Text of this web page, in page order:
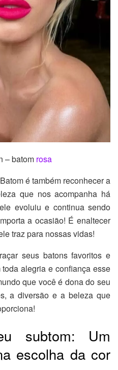
– batom rosa
é também reconhecer a
que nos acompanha há
evoluiu e continua sendo
a ocasião! É enaltecer
traz para nossas vidas!
seus batons favoritos e
alegria e confiança esse
que você é dona do seu
a diversão e a beleza que
subtom: Um
escolha da cor